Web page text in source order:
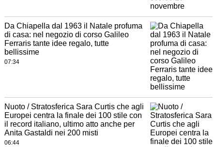
Da Chiapella dal 1963 il Natale profuma
di casa: nel negozio di corso Galileo
Ferraris tante idee regalo, tutte
bellissime
07:34
Nuoto / Stratosferica Sara Curtis che agli
Europei centra la finale dei 100 stile con
il record italiano, ultimo atto anche per
Anita Gastaldi nei 200 misti
06:44